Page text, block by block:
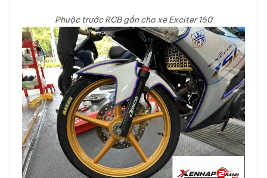
Phuộc trước RCB gắn cho xe Exciter 150